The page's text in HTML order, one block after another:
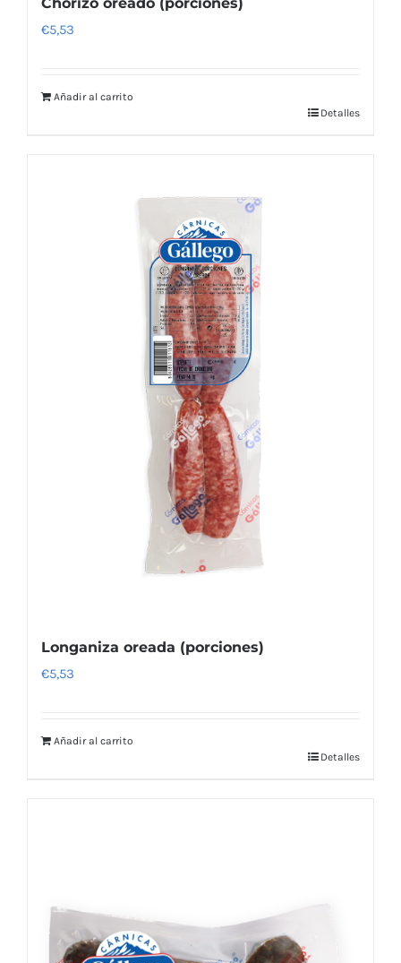
Chorizo oreado (porciones)
€5,53
Añadir al carrito
Detalles
Longaniza oreada (porciones)
€5,53
Añadir al carrito
Detalles